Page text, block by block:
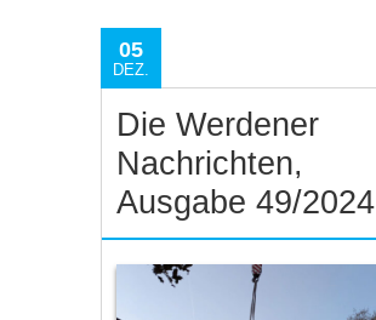
05
DEZ.
Die Werdener
Nachrichten,
Ausgabe 49/2024